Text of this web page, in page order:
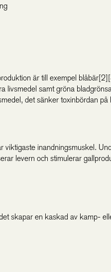
är till exempel
livsmedel samt gröna
det sänker toxinbördan på
viktigaste inandningsmuskel.
levern och stimulerar
skapar en kaskad av kamp-